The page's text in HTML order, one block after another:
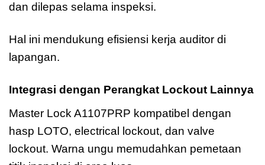
dan dilepas selama inspeksi.
Hal ini mendukung efisiensi kerja auditor di
lapangan.
Integrasi dengan Perangkat Lockout Lainnya
Master Lock A1107PRP kompatibel dengan
hasp LOTO, electrical lockout, dan valve
lockout. Warna ungu memudahkan pemetaan